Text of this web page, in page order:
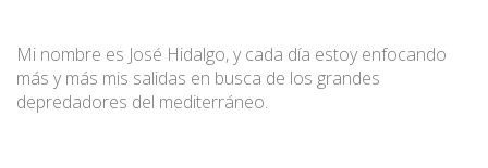
Mi nombre es José Hidalgo, y cada día estoy enfocando
más y más mis salidas en busca de los grandes
depredadores del mediterráneo.